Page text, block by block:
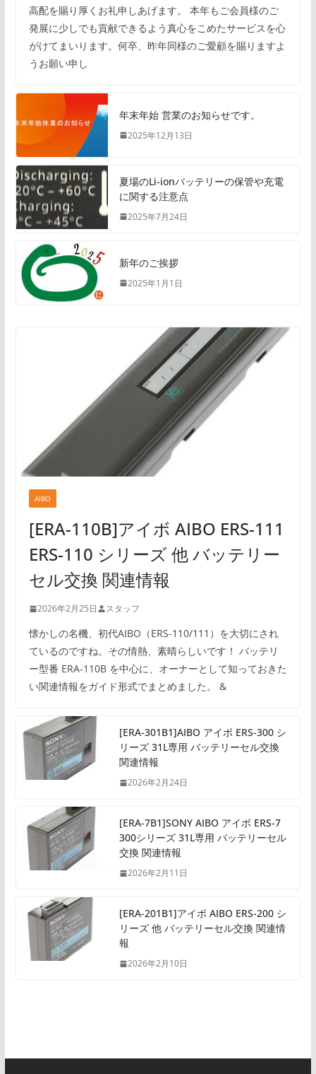
高配を賜り厚くお礼申しあげます。 本年もご会員様のご
発展に少しでも貢献できるよう真心をこめたサービスを心
がけてまいります。何卒、昨年同様のご愛顧を賜りますよ
うお願い申し
年末年始 営業のお知らせです。
2025年12月13日
夏場のLi-ionバッテリーの保管や充電
に関する注意点
2025年7月24日
新年のご挨拶
2025年1月1日
AIBO
[ERA-110B]アイボ AIBO ERS-111
ERS-110 シリーズ 他 バッテリー
セル交換 関連情報
2026年2月25日 スタッフ
懐かしの名機、初代AIBO（ERS-110/111）を大切にされ
ているのですね。その情熱、素晴らしいです！ バッテリ
ー型番 ERA-110B を中心に、オーナーとして知っておきた
い関連情報をガイド形式でまとめました。 &
[ERA-301B1]AIBO アイボ ERS-300 シ
リーズ 31L専用 バッテリーセル交換
関連情報
2026年2月24日
[ERA-7B1]SONY AIBO アイボ ERS-7
300シリーズ 31L専用 バッテリーセル
交換 関連情報
2026年2月11日
[ERA-201B1]アイボ AIBO ERS-200 シ
リーズ 他 バッテリーセル交換 関連情
報
2026年2月10日